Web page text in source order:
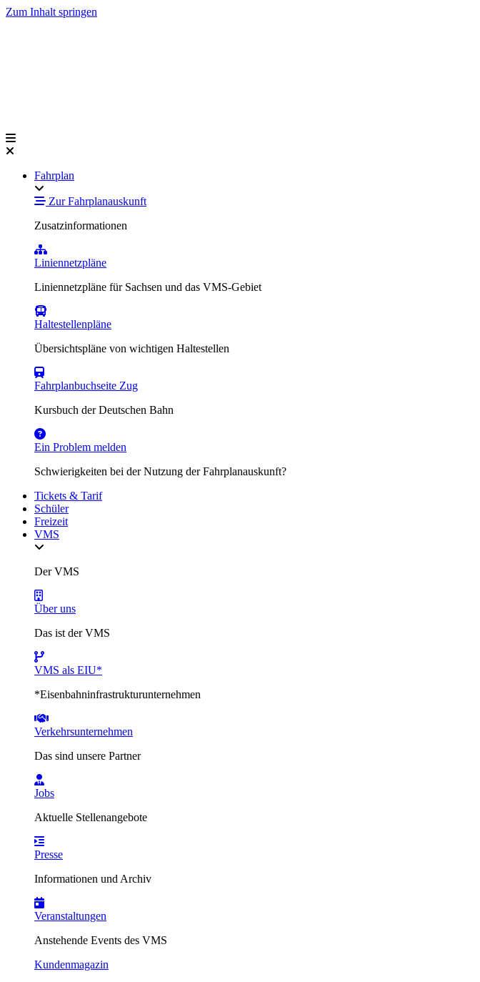
Zum Inhalt springen
Fahrplan
Zur Fahrplanauskunft
Zusatzinformationen
Liniennetzpläne
Liniennetzpläne für Sachsen und das VMS-Gebiet
Haltestellenpläne
Übersichtspläne von wichtigen Haltestellen
Fahrplanbuchseite Zug
Kursbuch der Deutschen Bahn
Ein Problem melden
Schwierigkeiten bei der Nutzung der Fahrplanauskunft?
Tickets & Tarif
Schüler
Freizeit
VMS
Der VMS
Über uns
Das ist der VMS
VMS als EIU*
*Eisenbahninfrastrukturunternehmen
Verkehrsunternehmen
Das sind unsere Partner
Jobs
Aktuelle Stellenangebote
Presse
Informationen und Archiv
Veranstaltungen
Anstehende Events des VMS
Kundenmagazin